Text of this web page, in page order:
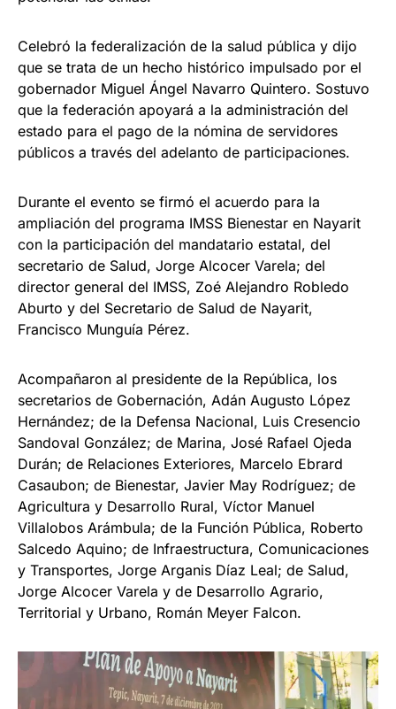
Celebró la federalización de la salud pública y dijo
que se trata de un hecho histórico impulsado por el
gobernador Miguel Ángel Navarro Quintero. Sostuvo
que la federación apoyará a la administración del
estado para el pago de la nómina de servidores
públicos a través del adelanto de participaciones.
Durante el evento se firmó el acuerdo para la
ampliación del programa IMSS Bienestar en Nayarit
con la participación del mandatario estatal, del
secretario de Salud, Jorge Alcocer Varela; del
director general del IMSS, Zoé Alejandro Robledo
Aburto y del Secretario de Salud de Nayarit,
Francisco Munguía Pérez.
Acompañaron al presidente de la República, los
secretarios de Gobernación, Adán Augusto López
Hernández; de la Defensa Nacional, Luis Cresencio
Sandoval González; de Marina, José Rafael Ojeda
Durán; de Relaciones Exteriores, Marcelo Ebrard
Casaubon; de Bienestar, Javier May Rodríguez; de
Agricultura y Desarrollo Rural, Víctor Manuel
Villalobos Arámbula; de la Función Pública, Roberto
Salcedo Aquino; de Infraestructura, Comunicaciones
y Transportes, Jorge Arganis Díaz Leal; de Salud,
Jorge Alcocer Varela y de Desarrollo Agrario,
Territorial y Urbano, Román Meyer Falcon.